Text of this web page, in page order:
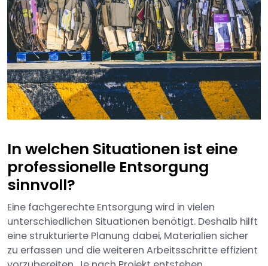
In welchen Situationen ist eine
professionelle Entsorgung
sinnvoll?
Eine fachgerechte Entsorgung wird in vielen
unterschiedlichen Situationen benötigt. Deshalb hilft
eine strukturierte Planung dabei, Materialien sicher
zu erfassen und die weiteren Arbeitsschritte effizient